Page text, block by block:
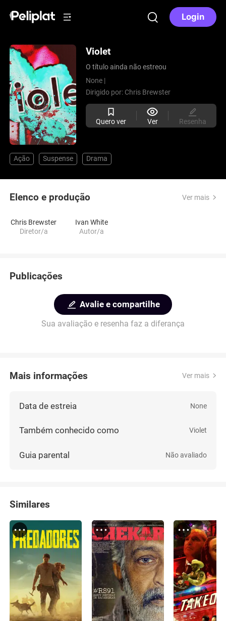
Login
Violet
O título ainda não estreou
None |
Dirigido por: Chris Brewster
Quero ver Ver Resenha
Ação Suspense Drama
Elenco e produção Ver mais
Chris Brewster
Diretor/a
Ivan White
Autor/a
Publicações
Avalie e compartilhe
Sua avaliação e resenha faz a diferança
Mais informações Ver mais
Data de estreia None
Também conhecido como Violet
Guia parental Não avaliado
Similares